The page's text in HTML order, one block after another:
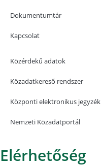
Dokumentumtár
Kapcsolat
Közérdekű adatok
Közadatkereső rendszer
Központi elektronikus jegyzék
Nemzeti Közadatportál
Elérhetőség